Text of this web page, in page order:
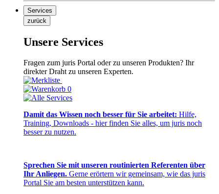
Services
zurück
Unsere Services
Fragen zum juris Portal oder zu unseren Produkten? Ihr
direkter Draht zu unseren Experten.
0
Damit das Wissen noch besser für Sie arbeitet: Hilfe,
Training, Downloads - hier finden Sie alles, um juris noch
besser zu nutzen.
Sprechen Sie mit unseren routinierten Referenten über
Ihr Anliegen. Gerne erörtern wir gemeinsam, wie das juris
Portal Sie am besten unterstützen kann.